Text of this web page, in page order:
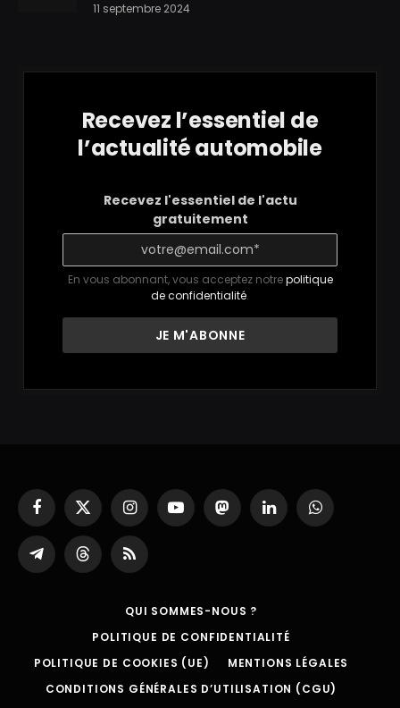
11 septembre 2024
Recevez l’essentiel de
l’actualité automobile
Recevez l'essentiel de l'actu
gratuitement
En vous abonnant, vous acceptez notrepolitique
de confidentialité.
Facebook
X
(Twitter)
InstagramYouTubeMastodonLinkedInWhatsApp
Partager
sur
ThreadsRSS
QUI SOMMES-NOUS ?
POLITIQUE DE CONFIDENTIALITÉ
POLITIQUE DE COOKIES (UE)
MENTIONS LÉGALES
CONDITIONS GÉNÉRALES D’UTILISATION (CGU)